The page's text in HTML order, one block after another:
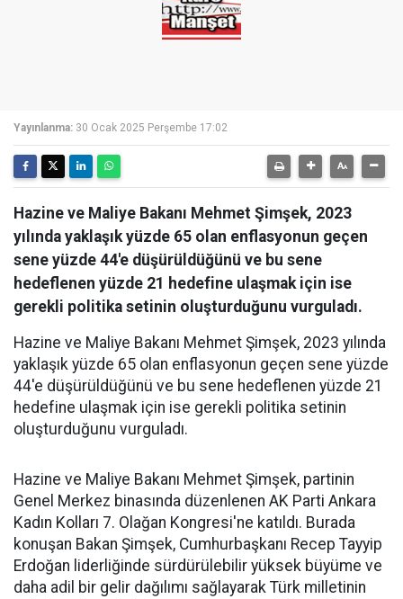
Yayınlanma: 30 Ocak 2025 Perşembe 17:02
Hazine ve Maliye Bakanı Mehmet Şimşek, 2023
yılında yaklaşık yüzde 65 olan enflasyonun geçen
sene yüzde 44'e düşürüldüğünü ve bu sene
hedeflenen yüzde 21 hedefine ulaşmak için ise
gerekli politika setinin oluşturduğunu vurguladı.
Hazine ve Maliye Bakanı Mehmet Şimşek, 2023 yılında
yaklaşık yüzde 65 olan enflasyonun geçen sene yüzde
44'e düşürüldüğünü ve bu sene hedeflenen yüzde 21
hedefine ulaşmak için ise gerekli politika setinin
oluşturduğunu vurguladı.
Hazine ve Maliye Bakanı Mehmet Şimşek, partinin
Genel Merkez binasında düzenlenen AK Parti Ankara
Kadın Kolları 7. Olağan Kongresi'ne katıldı. Burada
konuşan Bakan Şimşek, Cumhurbaşkanı Recep Tayyip
Erdoğan liderliğinde sürdürülebilir yüksek büyüme ve
daha adil bir gelir dağılımı sağlayarak Türk milletinin